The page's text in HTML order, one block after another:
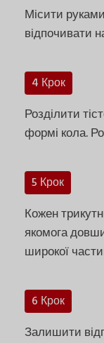
Місити
відпочивати
4 Крок
Розділити
формі кола.
5 Крок
Кожен
якомога
широкої
6 Крок
Залишити